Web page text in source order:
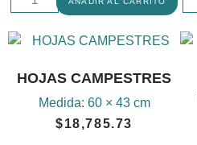
HOJAS CAMPESTRES
Medida: 60 × 43 cm
$18,785.73